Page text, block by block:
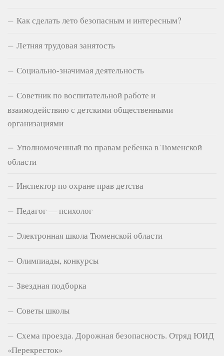
Как сделать лето безопасным и интересным?
Летняя трудовая занятость
Социально-значимая деятельность
Советник по воспитательной работе и
взаимодействию с детскими общественными
организациями
Уполномоченный по правам ребенка в Тюменской
области
Инспектор по охране прав детства
Педагог — психолог
Электронная школа Тюменской области
Олимпиады, конкурсы
Звездная подборка
Советы школы
Схема проезда. Дорожная безопасность. Отряд ЮИД
«Перекресток»